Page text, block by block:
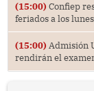
(15:00) Confiep
feriados a los lunes
(15:00) Admisión
rendirán el